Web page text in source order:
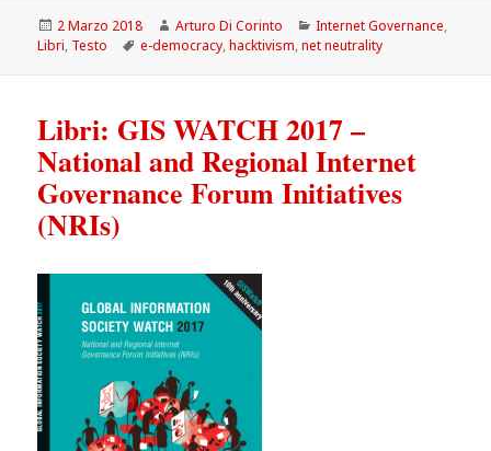
Scritto
il
2 Marzo 2018 Autore
Arturo Di Corinto Categorie
Internet Governance,
Libri, Testo Tag
e-democracy,hacktivism,net neutrality
Libri: GIS WATCH 2017 –
National and Regional Internet
Governance Forum Initiatives
(NRIs)